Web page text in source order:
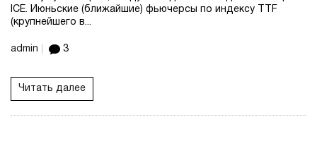
ICE. Июньские (ближайшие) фьючерсы по индексу TTF
(крупнейшего в...
admin 3
Читать далее